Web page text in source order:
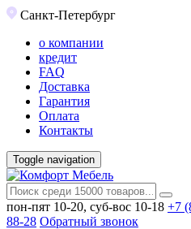
Санкт-Петербург
о компании
кредит
FAQ
Доставка
Гарантия
Оплата
Контакты
Toggle navigation
пон-пят 10-20, суб-вос 10-18 +7
88-28 Обратный звонок